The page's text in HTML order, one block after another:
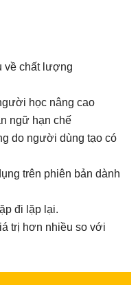
về chất lượng
học nâng cao
ngữ hạn chế
do người dùng tạo có
trên phiên bản dành
đi lặp lại.
trị hơn nhiều so với